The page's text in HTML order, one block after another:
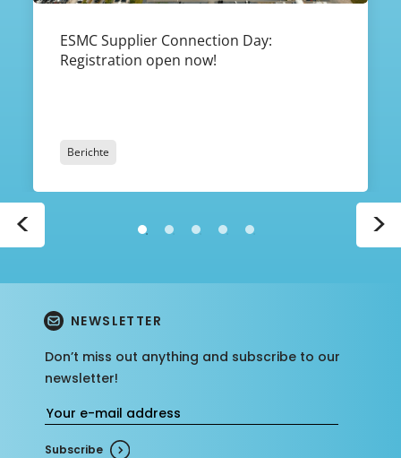
<
ESMC Supplier Connection Day:
Registration open now!
Berichte
>
NEWSLETTER
Don’t miss out anything and subscribe to our
newsletter!
Subscribe